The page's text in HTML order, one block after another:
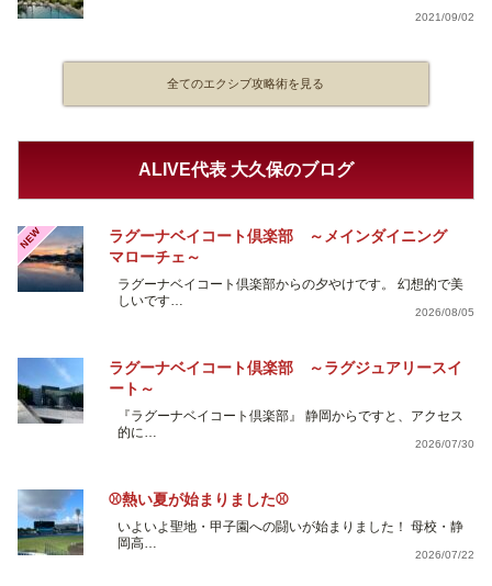
2021/09/02
全てのエクシブ攻略術を見る
ALIVE代表 大久保のブログ
NEW
ラグーナベイコート倶楽部 ～メインダイニング
マローチェ～
ラグーナベイコート倶楽部からの夕やけです。 幻想的で美
しいです…
2026/08/05
ラグーナベイコート倶楽部 ～ラグジュアリースイ
ート～
『ラグーナベイコート倶楽部』 静岡からですと、アクセス
的に…
2026/07/30
⚾熱い夏が始まりました⚾
いよいよ聖地・甲子園への闘いが始まりました！ 母校・静
岡高…
2026/07/22